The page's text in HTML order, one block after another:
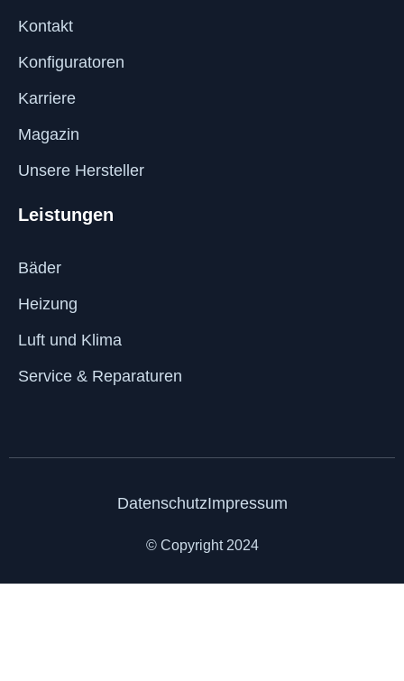
Kontakt
Konfiguratoren
Karriere
Magazin
Unsere Hersteller
Leistungen
Bäder
Heizung
Luft und Klima
Service & Reparaturen
DatenschutzImpressum
© Copyright 2024